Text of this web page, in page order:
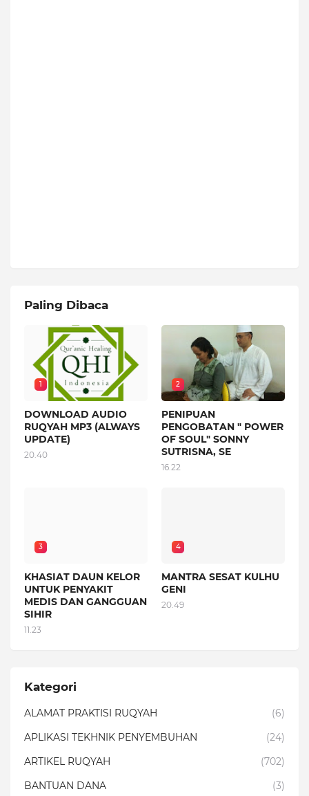
Paling Dibaca
1
DOWNLOAD AUDIO
RUQYAH MP3 (ALWAYS
UPDATE)
20.40
2
PENIPUAN
PENGOBATAN " POWER
OF SOUL" SONNY
SUTRISNA, SE
16.22
3
KHASIAT DAUN KELOR
UNTUK PENYAKIT
MEDIS DAN GANGGUAN
SIHIR
11.23
4
MANTRA SESAT KULHU
GENI
20.49
Kategori
ALAMAT PRAKTISI RUQYAH
(6)
APLIKASI TEKHNIK PENYEMBUHAN
(24)
ARTIKEL RUQYAH
(702)
BANTUAN DANA
(3)